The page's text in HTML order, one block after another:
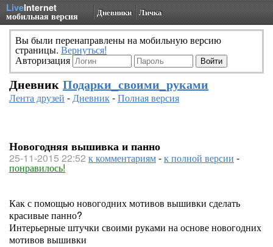
LiveInternet
мобильная версия Дневники Личка
Вы были перенаправлены на мобильную версию
страницы. Вернуться!
Авторизация
Дневник Подарки_своими_руками
Лента друзей -Дневник-Полная версия
Новогодняя вышивка и панно
25-11-2015 22:52 к комментариям-к полной версии -
понравилось!
Как с помощью новогодних мотивов вышивки сделать
красивые панно?
Интерьерные штучки своими руками на основе новогодних
мотивов вышивки